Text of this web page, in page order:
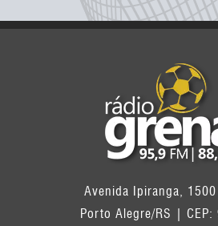
Avenida Ipiranga,
Porto Alegre/RS | CEP: